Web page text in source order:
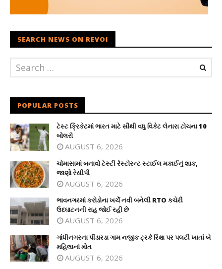
SEARCH NEWS ON REVOI
POPULAR POSTS
ટેસ્ટ ક્રિકેટમાં ભારત માટે સૌથી વધુ વિકેટ લેનારા ટોચના 10
બોલરો
AUGUST 6, 2026
ચોમાસામાં બનાવો ટેસ્ટી રેસ્ટોરન્ટ સ્ટાઈલ મકાઈનું શાક,
જાણો રેસીપી
AUGUST 6, 2026
ભાવનગરમાં કરોડોના ખર્ચે નવી બનેલી RTO કચેરી
ઉદઘાટનની રાહ જોઈ રહી છે
AUGUST 6, 2026
ગાંધીનગરના પીંડારડા ગામ નજીક ટ્રકે રિક્ષા પર પલટી ખાતાં બે
મહિલાનાં મોત
AUGUST 6, 2026